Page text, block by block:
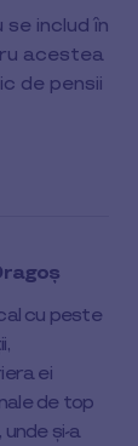
includ în
acestea
de pensii
cu peste
ei
de top
și-a